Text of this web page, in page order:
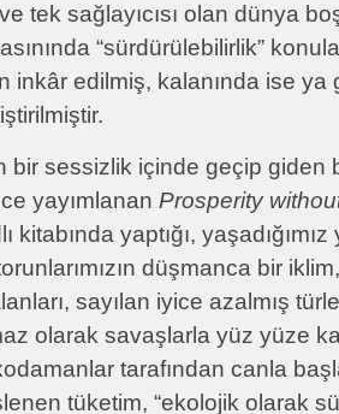
ve tek sağlayıcısı olan dünya
“sürdürülebilirlik”
inkâr edilmiş, kalanında ise
bir sessizlik içinde geçip giden
yayımlanan Prosperity
kitabında yaptığı,
düşmanca bir
sayılan iyice azalmış
olarak savaşlarla yüz yüze
tarafından canla
tüketim, “ekolojik olarak